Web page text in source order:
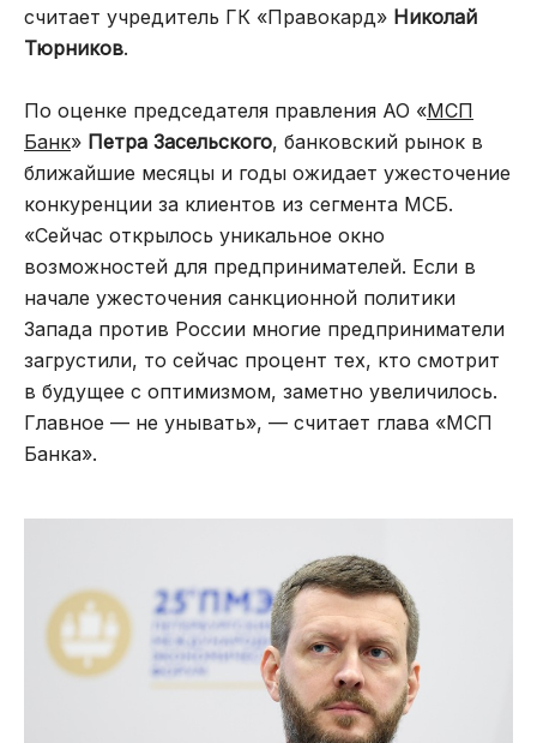
считает учредитель ГК «Правокард» Николай
Тюрников.
По оценке председателя правления АО «МСП
Банк» Петра Засельского, банковский рынок в
ближайшие месяцы и годы ожидает ужесточение
конкуренции за клиентов из сегмента МСБ.
«Сейчас открылось уникальное окно
возможностей для предпринимателей. Если в
начале ужесточения санкционной политики
Запада против России многие предприниматели
загрустили, то сейчас процент тех, кто смотрит
в будущее с оптимизмом, заметно увеличилось.
Главное — не унывать», — считает глава «МСП
Банка».